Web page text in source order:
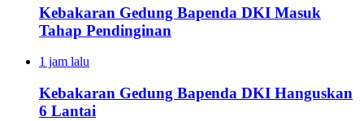
Kebakaran Gedung Bapenda DKI Masuk
Tahap Pendinginan
1 jam lalu
Kebakaran Gedung Bapenda DKI Hanguskan
6 Lantai